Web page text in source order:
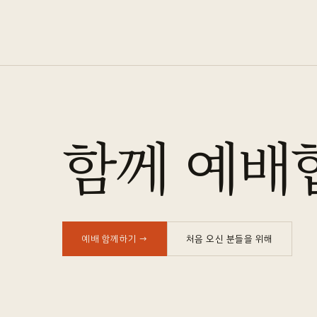
함께 예배
예배 함께하기 → 처음 오신 분들을 위해